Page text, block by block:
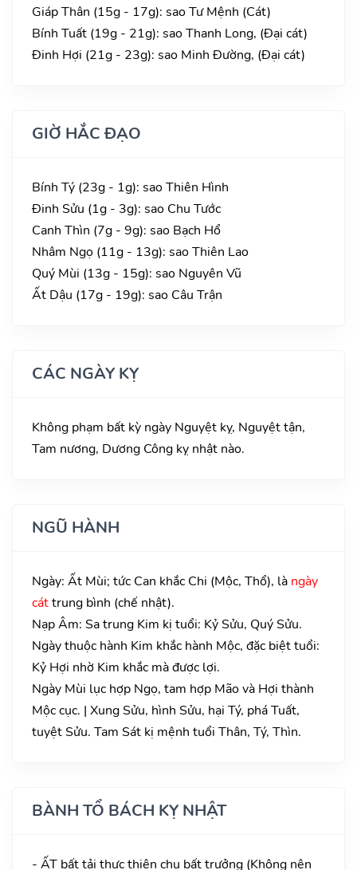
Giáp Thân (15g - 17g): sao Tư Mệnh (Cát)
Bính Tuất (19g - 21g): sao Thanh Long, (Đại cát)
Đinh Hợi (21g - 23g): sao Minh Đường, (Đại cát)
GIỜ HẮC ĐẠO
Bính Tý (23g - 1g): sao Thiên Hình
Đinh Sửu (1g - 3g): sao Chu Tước
Canh Thìn (7g - 9g): sao Bạch Hổ
Nhâm Ngọ (11g - 13g): sao Thiên Lao
Quý Mùi (13g - 15g): sao Nguyên Vũ
Ất Dậu (17g - 19g): sao Câu Trận
CÁC NGÀY KỴ
Không phạm bất kỳ ngày Nguyệt kỵ, Nguyệt tận,
Tam nương, Dương Công kỵ nhật nào.
NGŨ HÀNH
Ngày: Ất Mùi; tức Can khắc Chi (Mộc, Thổ), là ngày
cáttrung bình (chế nhật).
Nạp Âm: Sa trung Kim kị tuổi: Kỷ Sửu, Quý Sửu.
Ngày thuộc hành Kim khắc hành Mộc, đặc biệt tuổi:
Kỷ Hợi nhờ Kim khắc mà được lợi.
Ngày Mùi lục hợp Ngọ, tam hợp Mão và Hợi thành
Mộc cục. | Xung Sửu, hình Sửu, hại Tý, phá Tuất,
tuyệt Sửu. Tam Sát kị mệnh tuổi Thân, Tý, Thìn.
BÀNH TỔ BÁCH KỴ NHẬT
- ẤT bất tải thực thiên chu bất trưởng (Không nên